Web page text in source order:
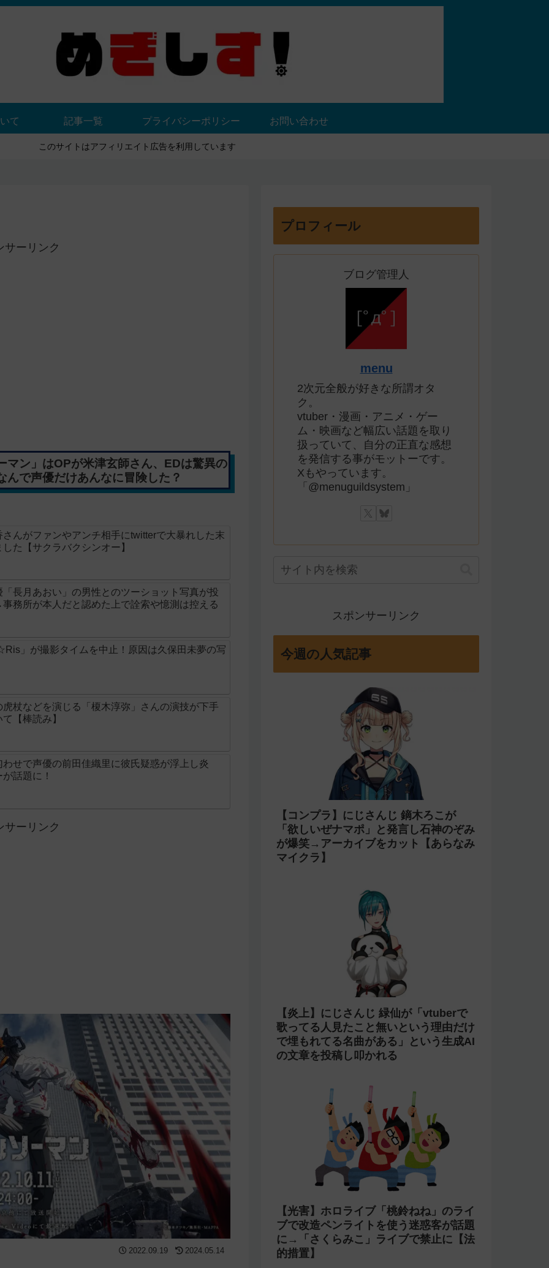
て 記事一覧 プライバシーポリシー お問い合わせ
このサイトはアフィリエイト広告を利用しています
サーリンク
マン」はOPが米津玄師さん、EDは驚異の
で声優だけあんなに冒険した？
んがファンやアンチ相手にtwitterで大暴れした末
た【サクラバクシンオー】
長月あおい」の男性とのツーショット写真が投
務所が本人だと認めた上で詮索や憶測は控える
」が撮影タイムを中止！原因は久保田未夢の写
杖などを演じる「榎木淳弥」さんの演技が下手
【棒読み】
せで声優の前田佳織里に彼氏疑惑が浮上し炎
話題に！
サーリンク
2022.09.19 2024.05.14
プロフィール
ブログ管理人
menu
2次元全般が好きな所謂オタ
ク。
vtuber・漫画・アニメ・ゲー
ム・映画など幅広い話題を取り
扱っていて、自分の正直な感想
を発信する事がモットーです。
Xもやっています。
「@menuguildsystem」
スポンサーリンク
今週の人気記事
【コンプラ】にじさんじ 鏑木ろこが
が爆笑→アーカイブをカット【あらなみ
マイクラ】